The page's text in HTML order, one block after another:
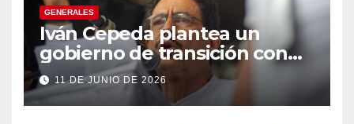
GENERALES
Iván Cepeda plantea un
gobierno de transición con
énfasis en el empalme
institucional y una eventual
constituyente
11 DE JUNIO DE 2026